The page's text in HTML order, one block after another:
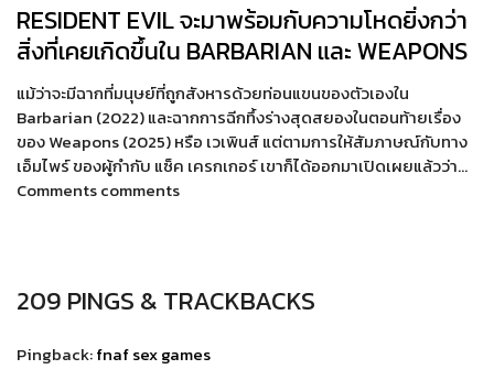
RESIDENT EVIL จะมาพร้อมกับความโหดยิ่งกว่า
สิ่งที่เคยเกิดขึ้นใน BARBARIAN และ WEAPONS
แม้ว่าจะมีฉากที่มนุษย์ที่ถูกสังหารด้วยท่อนแขนของตัวเองใน
Barbarian (2022) และฉากการฉีกทึ้งร่างสุดสยองในตอนท้ายเรื่อง
ของ Weapons (2025) หรือ เวเพินส์ แต่ตามการให้สัมภาษณ์กับทาง
เอ็มไพร์ ของผู้กำกับ แซ็ค เครกเกอร์ เขาก็ได้ออกมาเปิดเผยแล้วว่า…
Comments comments
209 PINGS & TRACKBACKS
Pingback:fnaf sex games